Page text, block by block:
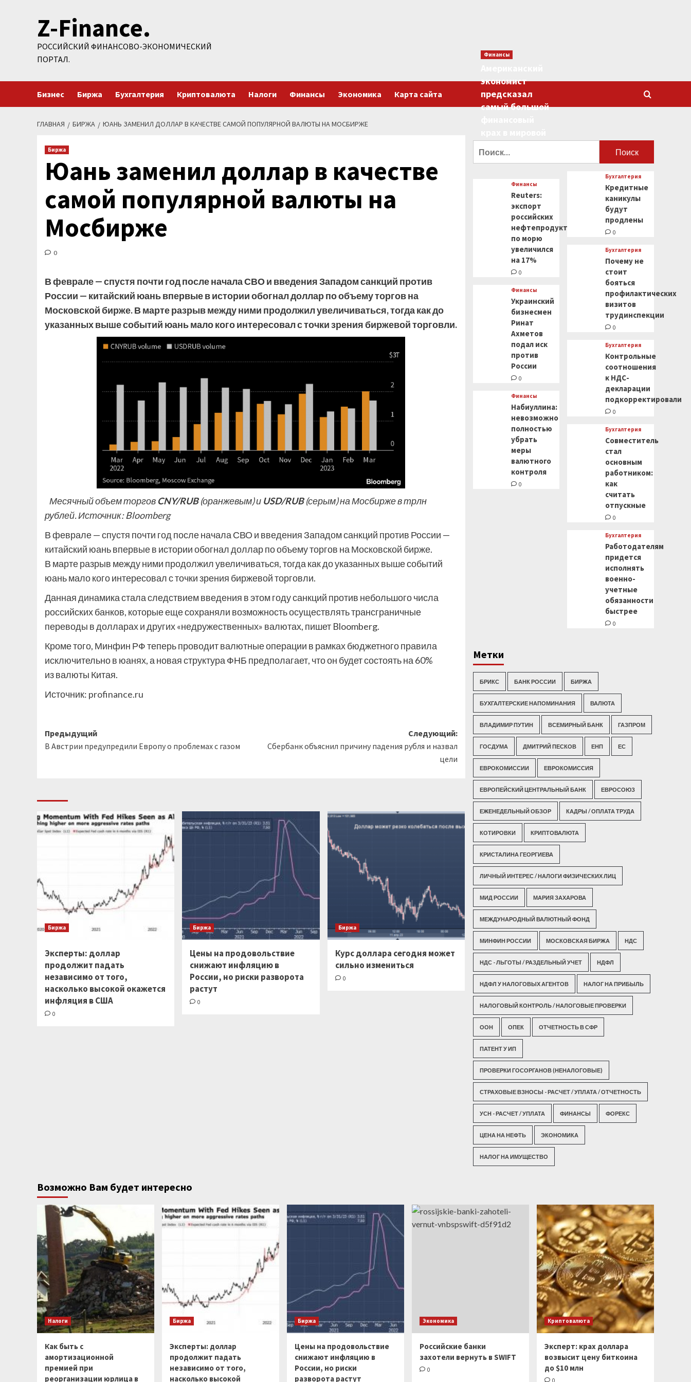
содержимомуZ-Finance.
РОССИЙСКИЙ ФИНАНСОВО-ЭКОНОМИЧЕСКИЙ
ПОРТАЛ.
Бизнес Биржа Бухгалтерия Криптовалюта Налоги Финансы Экономика Карта сайта
ГЛАВНАЯ БИРЖА ЮАНЬ ЗАМЕНИЛ ДОЛЛАР В КАЧЕСТВЕ САМОЙ ПОПУЛЯРНОЙ ВАЛЮТЫ НА МОСБИРЖЕ
Биржа
Юань заменил доллар в качестве
самой популярной валюты на
Мосбирже
0
В феврале — спустя почти год после начала СВО и введения Западом санкций против
России — китайский юань впервые в истории обогнал доллар по объему торгов на
Московской бирже. В марте разрыв между ними продолжил увеличиваться, тогда как до
указанных выше событий юань мало кого интересовал с точки зрения биржевой торговли.
Месячный объем торгов CNY/RUB(оранжевым) и USD/RUB(серым) на Мосбирже в трлн
рублей. Источник: Bloomberg
В феврале — спустя почти год после начала СВО и введения Западом санкций против России —
китайский юань впервые в истории обогнал доллар по объему торгов на Московской бирже.
В марте разрыв между ними продолжил увеличиваться, тогда как до указанных выше событий
юань мало кого интересовал с точки зрения биржевой торговли.
Данная динамика стала следствием введения в этом году санкций против небольшого числа
российских банков, которые еще сохраняли возможность осуществлять трансграничные
переводы в долларах и других «недружественных» валютах, пишет Bloomberg.
Кроме того, Минфин РФ теперь проводит валютные операции в рамках бюджетного правила
исключительно в юанях, а новая структура ФНБ предполагает, что он будет состоять на 60%
из валюты Китая.
Источник: profinance.ru
Навигация
записи
Предыдущий
В Австрии предупредили Европу о проблемах с газом
Следующий:
Сбербанк объяснил причину падения рубля и назвал
цели
Биржа
Эксперты: доллар
продолжит падать
независимо от того,
насколько высокой окажется
инфляция в США
0
Биржа
Цены на продовольствие
снижают инфляцию в
России, но риски разворота
растут
0
Биржа
Курс доллара сегодня может
сильно измениться
0
Финансы
экономист
предсказал
самый большой
Финансы
Reuters:
экспорт
российских
нефтепродуктов
по морю
увеличился
на 17%
0
Финансы
Украинский
бизнесмен
Ринат
Ахметов
подал иск
против
России
0
Финансы
Набиуллина:
невозможно
полностью
убрать
меры
валютного
контроля
0
Бухгалтерия
Кредитные
каникулы
будут
продлены
0
Бухгалтерия
Почему не
стоит
бояться
профилактических
визитов
трудинспекции
0
Бухгалтерия
Контрольные
соотношения
к НДС-
декларации
подкорректировали
0
Бухгалтерия
Совместитель
стал
основным
работником:
как
считать
отпускные
0
Бухгалтерия
Работодателям
придется
исполнять
военно-
учетные
обязанности
быстрее
0
Метки
БРИКС БАНК РОССИИ БИРЖА
БУХГАЛТЕРСКИЕ НАПОМИНАНИЯ ВАЛЮТА
ВЛАДИМИР ПУТИН ВСЕМИРНЫЙ БАНК ГАЗПРОМ
ГОСДУМА ДМИТРИЙ ПЕСКОВ ЕНП ЕС
ЕВРОКОМИССИИ ЕВРОКОМИССИЯ
ЕВРОПЕЙСКИЙ ЦЕНТРАЛЬНЫЙ БАНК ЕВРОСОЮЗ
ЕЖЕНЕДЕЛЬНЫЙ ОБЗОР КАДРЫ / ОПЛАТА ТРУДА
КОТИРОВКИ КРИПТОВАЛЮТА
КРИСТАЛИНА ГЕОРГИЕВА
ЛИЧНЫЙ ИНТЕРЕС / НАЛОГИ ФИЗИЧЕСКИХ ЛИЦ
МИД РОССИИ МАРИЯ ЗАХАРОВА
МЕЖДУНАРОДНЫЙ ВАЛЮТНЫЙ ФОНД
МИНФИН РОССИИ МОСКОВСКАЯ БИРЖА НДС
НДС - ЛЬГОТЫ / РАЗДЕЛЬНЫЙ УЧЕТ НДФЛ
НДФЛ У НАЛОГОВЫХ АГЕНТОВ НАЛОГ НА ПРИБЫЛЬ
НАЛОГОВЫЙ КОНТРОЛЬ / НАЛОГОВЫЕ ПРОВЕРКИ
ООН ОПЕК ОТЧЕТНОСТЬ В СФР
ПАТЕНТ У ИП
ПРОВЕРКИ ГОСОРГАНОВ (НЕНАЛОГОВЫЕ)
СТРАХОВЫЕ ВЗНОСЫ - РАСЧЕТ / УПЛАТА / ОТЧЕТНОСТЬ
УСН - РАСЧЕТ / УПЛАТА ФИНАНСЫ ФОРЕКС
ЦЕНА НА НЕФТЬ ЭКОНОМИКА
НАЛОГ НА ИМУЩЕСТВО
Возможно Вам будет интересно
Налоги
Как быть с
амортизационной
премией при
реорганизации юрлица в
Биржа
Эксперты: доллар
продолжит падать
независимо от того,
насколько высокой
Биржа
Цены на продовольствие
снижают инфляцию в
России, но риски
разворота растут
Экономика
Российские банки
захотели вернуть в SWIFT
0
Криптовалюта
Эксперт: крах доллара
возвысит цену биткоина
до $10 млн
0